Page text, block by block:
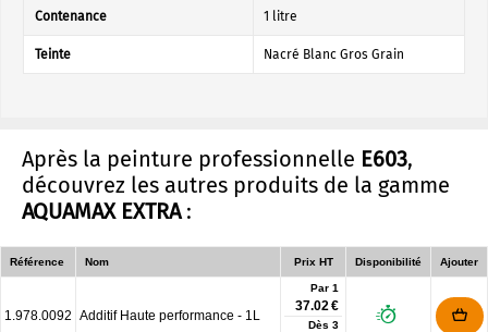
Contenance 1 litre
Teinte Nacré Blanc Gros Grain
Après la peinture professionnelle E603,
découvrez les autres produits de la gamme
AQUAMAX EXTRA:
Référence Nom Prix HT Disponibilité Ajouter
1.978.0092 Additif Haute performance - 1L
Par 1
37.02 €
Dès 3